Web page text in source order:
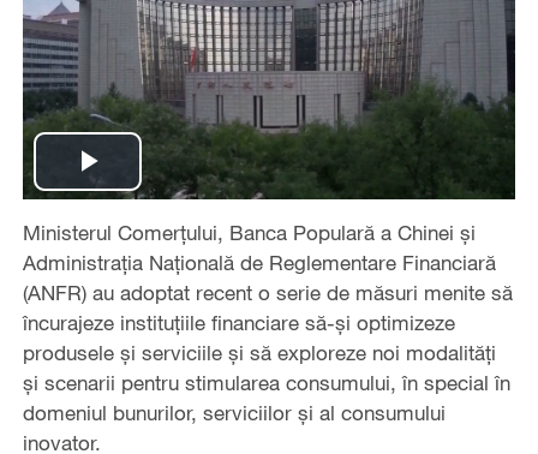
Play
Video
Ministerul Comerțului, Banca Populară a Chinei și
Administrația Națională de Reglementare Financiară
(ANFR) au adoptat recent o serie de măsuri menite să
încurajeze instituțiile financiare să-și optimizeze
produsele și serviciile și să exploreze noi modalități
și scenarii pentru stimularea consumului, în special în
domeniul bunurilor, serviciilor și al consumului
inovator.